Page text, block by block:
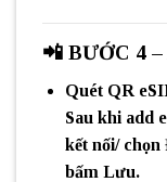
📲 BƯỚC 4
Quét QR
Sau khi add
kết nối/
bấm Lưu.